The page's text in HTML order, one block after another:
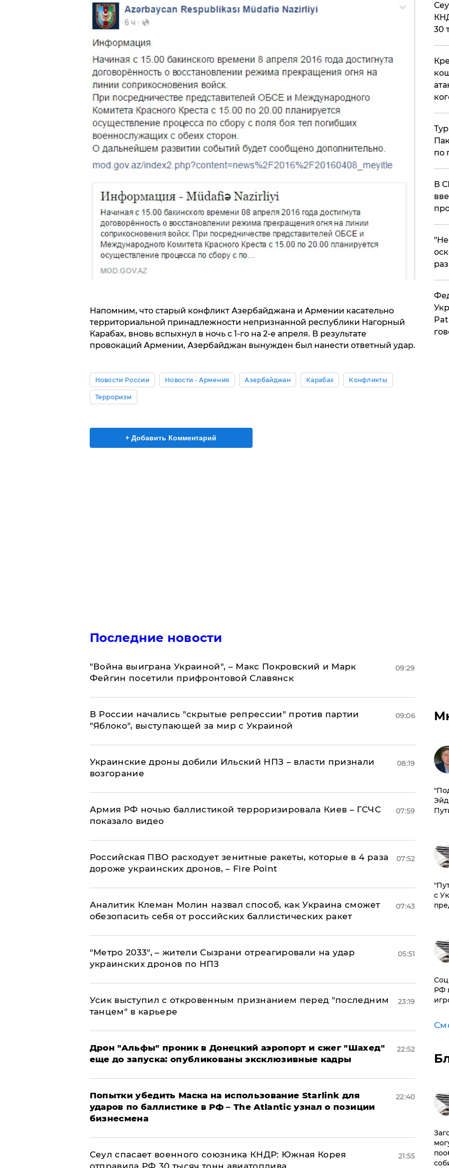
Напомним, что старый конфликт Азербайджана и Армении касательно
территориальной принадлежности непризнанной республики Нагорный
Карабах, вновь вспыхнул в ночь с 1-го на 2-е апреля. В результате
провокаций Армении, Азербайджан вынужден был нанести ответный удар.
Новости России Новости - Армения Азербайджан Карабах Конфликты
Терроризм
+ Добавить Комментарий
Последние новости
"Война выиграна Украиной", – Макс Покровский и Марк
Фейгин посетили прифронтовой Славянск
09:29
В России начались "скрытые репрессии" против партии
"Яблоко", выступающей за мир с Украиной
09:06
Украинские дроны добили Ильский НПЗ – власти признали
возгорание
08:19
Армия РФ ночью баллистикой терроризировала Киев – ГСЧС
показало видео
07:59
Российская ПВО расходует зенитные ракеты, которые в 4 раза
дороже украинских дронов, – Fire Point
07:52
Аналитик Клеман Молин назвал способ, как Украина сможет
обезопасить себя от российских баллистических ракет
07:43
"Метро 2033", – жители Сызрани отреагировали на удар
украинских дронов по НПЗ
05:51
Усик выступил с откровенным признанием перед "последним
танцем" в карьере
23:19
Дрон "Альфы" проник в Донецкий аэропорт и сжег "Шахед"
еще до запуска: опубликованы эксклюзивные кадры
22:52
Попытки убедить Маска на использование Starlink для
ударов по баллистике в РФ – The Atlantic узнал о позиции
бизнесмена
22:40
​Сеул спасает военного союзника КНДР: Южная Корея
отправила РФ 30 тысяч тонн авиатоплива
21:55
30
по
В
с
РФ